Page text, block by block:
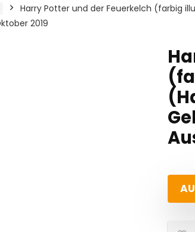
Harry Potter und der Feuerkelch (farbig
2019